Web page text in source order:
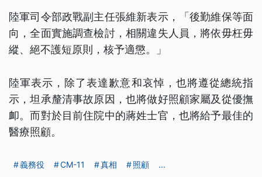
陸軍司令部政戰副主任張維新表示，「後勤維保等面
向，全面實施調查檢討，相關違失人員，將依毋枉毋
縱、絕不護短原則，核予適懲。」
陸軍表示，除了表達歉意和哀悼，也將遵從總統指
示，坦承釐清事故原因，也將做好照顧家屬及從優撫
卹。而對於目前住院中的蔣姓士官，也將給予最佳的
醫療照顧。
義務役 CM-11 真相 照顧 ...